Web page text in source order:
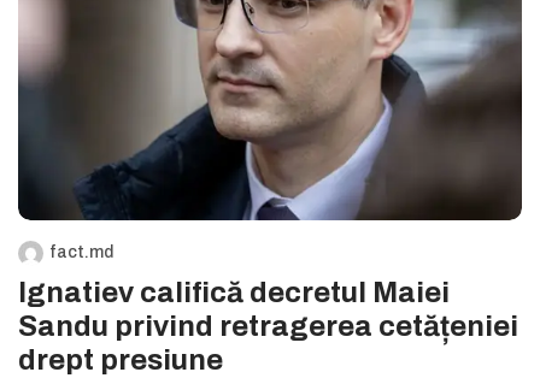
fact.md
Ignatiev califică decretul Maiei
Sandu privind retragerea cetățeniei
drept presiune